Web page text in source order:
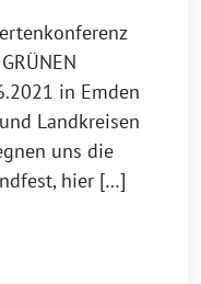
in Emden
Landkreisen
uns die
hier […]